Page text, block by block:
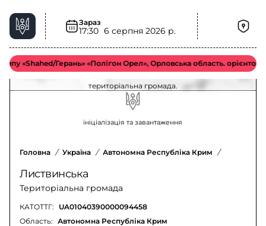
Зараз
17:30 6 серпня 2026 р.
«Shahed/Герань» «Полігон Орел», Орловська область. орієнтовно
Хімічна загроза у Листвинська територіальна
громада – актуальна ситуація
Оновлення щодо хімічної загрози у Листвинська
територіальна громада.
ініціалізація та завантаження
Головна / Україна / Автономна Республіка Крим /
Листвинська
Територіальна громада
КАТОТТГ: UA01040390000094458
Область: Автономна Республіка Крим